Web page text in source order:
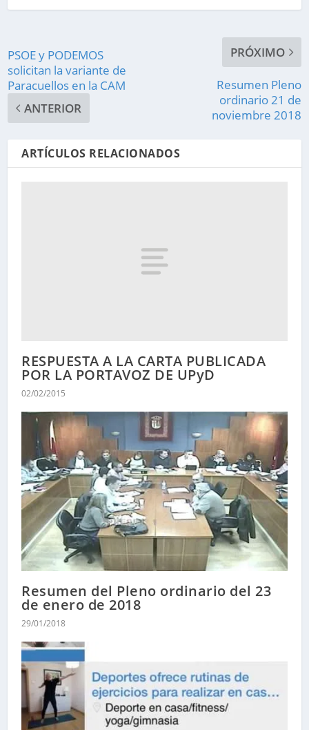
PSOE y PODEMOS
solicitan la variante de
Paracuellos en la CAM
ANTERIOR
PRÓXIMO
Resumen Pleno
ordinario 21 de
noviembre 2018
ARTÍCULOS RELACIONADOS
RESPUESTA A LA CARTA PUBLICADA
POR LA PORTAVOZ DE UPyD
02/02/2015
Resumen del Pleno ordinario del 23
de enero de 2018
29/01/2018